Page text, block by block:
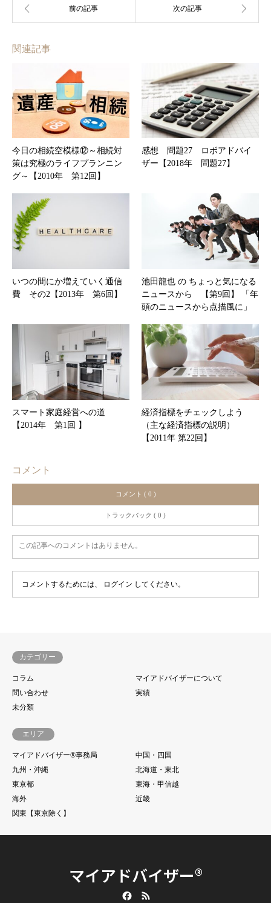
関連記事
今日の相続空模様⑫～相続対
策は究極のライフプランニン
グ～【2010年 第12回】
感想 問題27 ロボアドバイ
ザー【2018年 問題27】
いつの間にか増えていく通信
費 その2【2013年 第6回】
池田龍也 の ちょっと気になる
ニュースから 【第9回】 「年
頭のニュースから点描風に」
スマート家庭経営への道
【2014年 第1回 】
経済指標をチェックしよう
（主な経済指標の説明）
【2011年 第22回】
コメント
コメント ( 0 )
トラックバック ( 0 )
この記事へのコメントはありません。
コメントするためには、 ログイン してください。
カテゴリー
コラム
マイアドバイザーについて
問い合わせ
実績
未分類
エリア
マイアドバイザー®事務局
中国・四国
九州・沖縄
北海道・東北
東京都
東海・甲信越
海外
近畿
関東【東京除く】
マイアドバイザー®